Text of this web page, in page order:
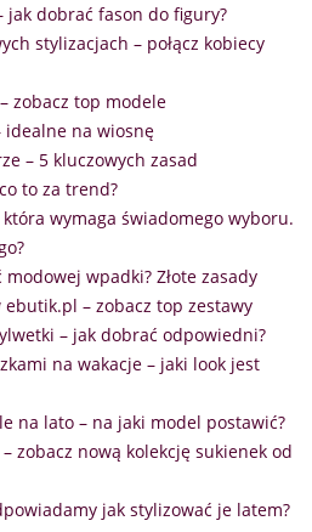
jak dobrać fason do figury?
stylizacjach – połącz kobiecy
zobacz top modele
idealne na wiosnę
– 5 kluczowych zasad
to za trend?
wymaga świadomego wyboru.
wpadki? Złote zasady
– zobacz top zestawy
– jak dobrać odpowiedni?
na wakacje – jaki look jest
na lato – na jaki model postawić?
zobacz nową kolekcję sukienek od
jak stylizować je latem?